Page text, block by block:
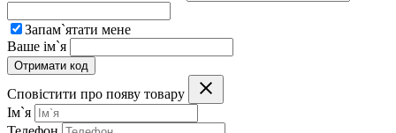
Запам`ятати мене
Ваше ім`я
Отримати код
Сповістити про появу товару
Ім`я